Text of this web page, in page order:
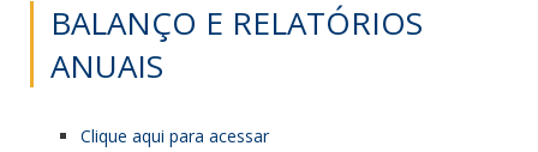
BALANÇO E RELATÓRIOS
ANUAIS
Clique aqui para acessar